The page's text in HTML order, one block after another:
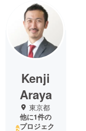
Kenji
Araya
東京都
他に1件の
プロジェク